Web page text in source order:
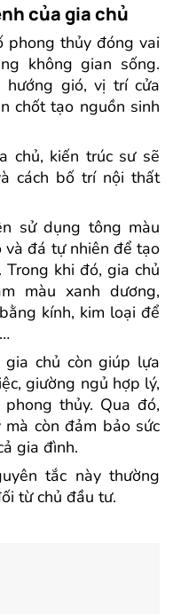
của gia chủ
phong thủy đóng vai
không gian sống.
hướng gió, vị trí cửa
chốt tạo nguồn sinh
chủ, kiến trúc sư sẽ
cách bố trí nội thất
sử dụng tông màu
đá tự nhiên để tạo
Trong khi đó, gia chủ
màu xanh dương,
kính, kim loại để
chủ còn giúp lựa
giường ngủ hợp lý,
thủy. Qua đó,
còn đảm bảo sức
gia đình.
tắc này thường
từ chủ đầu tư.